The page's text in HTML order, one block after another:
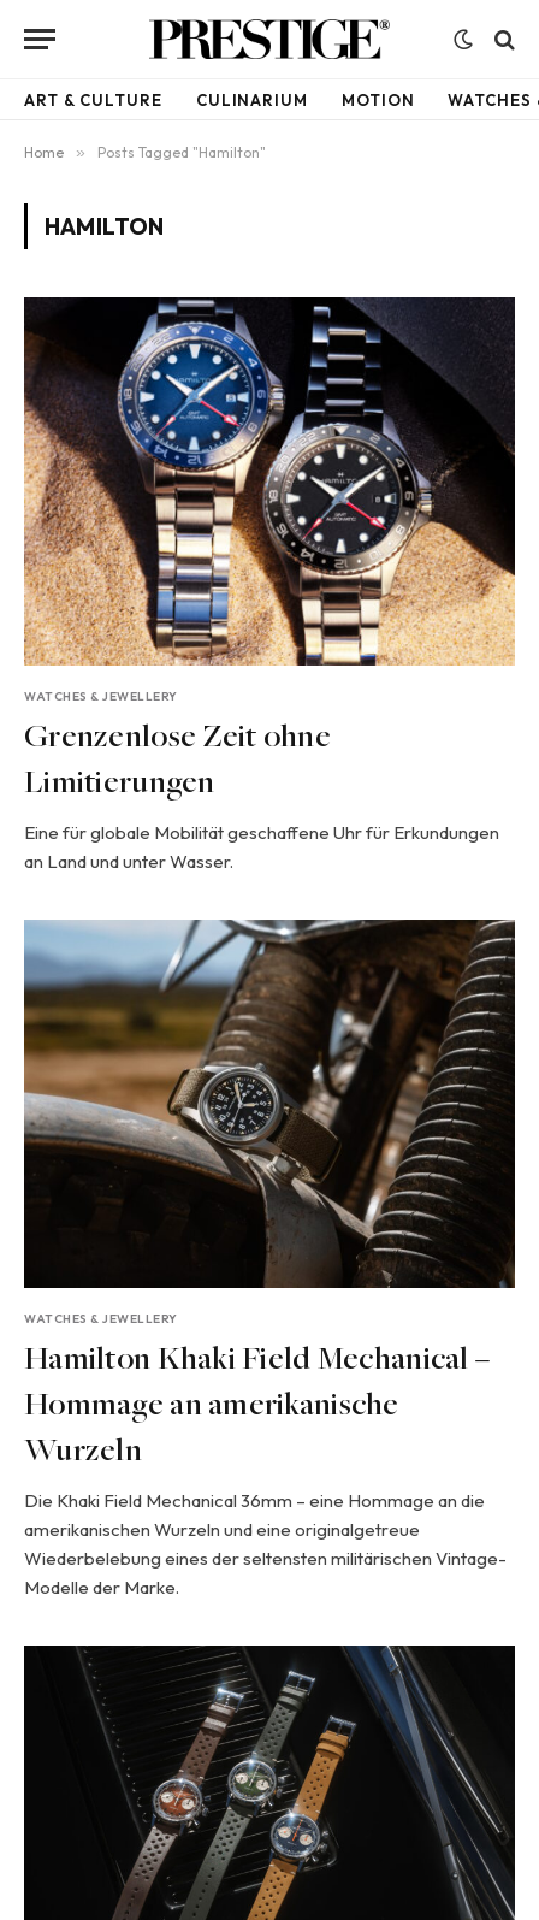
ART & CULTURE CULINARIUM MOTION WATCHES
Home » Posts Tagged "Hamilton"
HAMILTON
WATCHES & JEWELLERY
Grenzenlose Zeit ohne
Limitierungen
Eine für globale Mobilität geschaffene Uhr für Erkundungen
an Land und unter Wasser.
WATCHES & JEWELLERY
Hamilton Khaki Field Mechanical –
Hommage an amerikanische
Wurzeln
Die Khaki Field Mechanical 36mm – eine Hommage an die
amerikanischen Wurzeln und eine originalgetreue
Wiederbelebung eines der seltensten militärischen Vintage-
Modelle der Marke.